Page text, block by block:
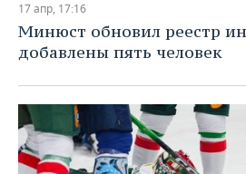
ФИГУРНОЕ КАТАНИЕ
ХОККЕЙ С МЯЧОМ
МЕДИЦИНА
ПРОИСШЕСТВИЯ
17 апр, 17:16
Минюст обновил реестр
добавлены пять человек